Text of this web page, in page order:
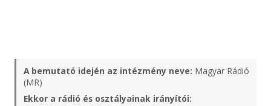
A bemutató idején az intézmény neve: Magyar Rádió
(MR)
Ekkor a rádió és osztályainak irányítói: